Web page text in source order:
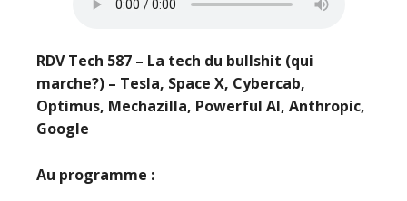
RDV Tech 587 – La tech du bullshit (qui
marche?) – Tesla, Space X, Cybercab,
Optimus, Mechazilla, Powerful AI, Anthropic,
Google
Au programme :